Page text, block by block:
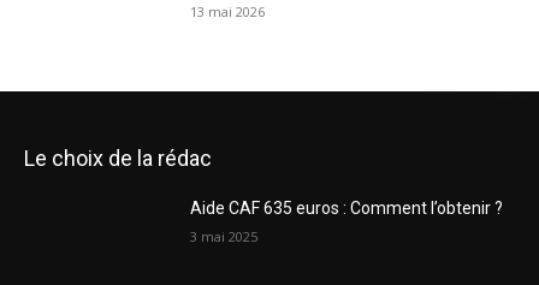
13 mai 2026
Le choix de la rédac
Aide CAF 635 euros : Comment l’obtenir ?
3 mai 2025